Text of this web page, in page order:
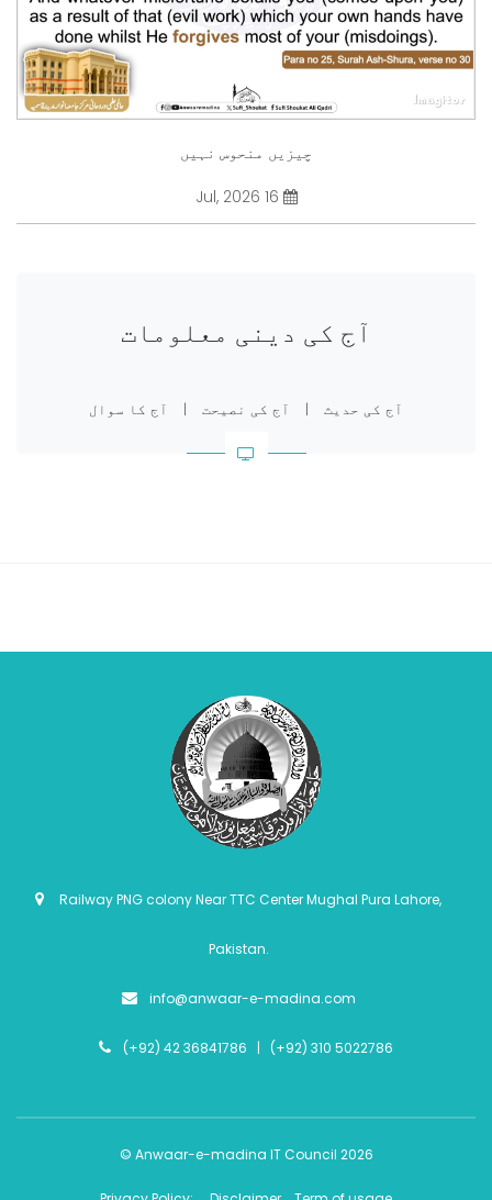
چیزیں منحوس نہیں
آج کی دینی معلومات
آج کی حدیث | آج کی نصیحت | آج کا سوال
Railway PNG colony Near TTC Center Mughal Pura Lahore,
Pakistan.
info@anwaar-e-madina.com
(+92) 42 36841786 | (+92) 310 5022786
© Anwaar-e-madina IT Council 2026